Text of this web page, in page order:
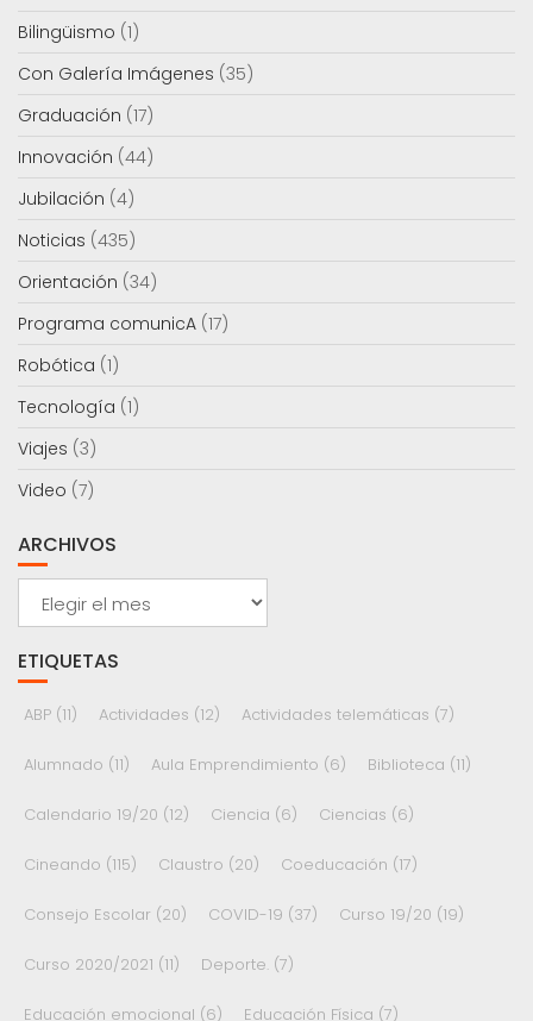
Bilingüismo (1)
Con Galería Imágenes (35)
Graduación (17)
Innovación (44)
Jubilación (4)
Noticias (435)
Orientación (34)
Programa comunicA (17)
Robótica (1)
Tecnología (1)
Viajes (3)
Video (7)
ARCHIVOS
Archivos
ETIQUETAS
ABP (11) Actividades (12) Actividades telemáticas (7)
Alumnado (11) Aula Emprendimiento (6) Biblioteca (11)
Calendario 19/20 (12) Ciencia (6) Ciencias (6)
Cineando (115) Claustro (20) Coeducación (17)
Consejo Escolar (20) COVID-19 (37) Curso 19/20 (19)
Curso 2020/2021 (11) Deporte. (7)
Educación emocional (6) Educación Física (7)